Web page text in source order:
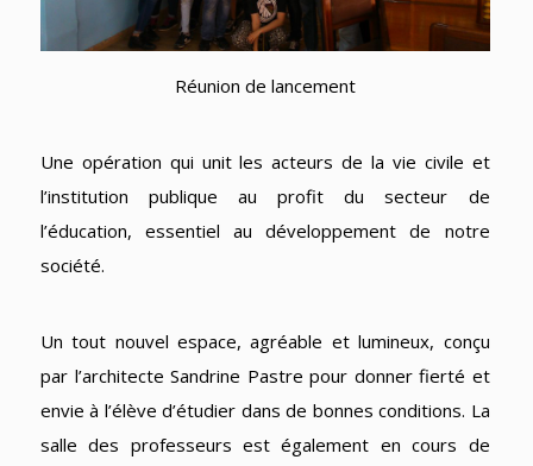
Réunion de lancement
Une opération qui unit les acteurs de la vie civile et
l’institution publique au profit du secteur de
l’éducation, essentiel au développement de notre
société.
Un tout nouvel espace, agréable et lumineux, conçu
par l’architecte Sandrine Pastre pour donner fierté et
envie à l’élève d’étudier dans de bonnes conditions. La
salle des professeurs est également en cours de